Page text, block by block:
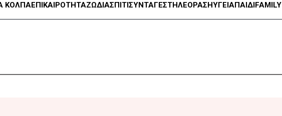
ΚΌΛΠΑΕΠΙΚΑΙΡΟΤΗΤΑΖΏΔΙΑΣΠΙΤΙΣΥΝΤΑΓΕΣΤΗΛΕΌΡΑΣΗΥΓΕΊΑΠΑΙΔΙFAMILY